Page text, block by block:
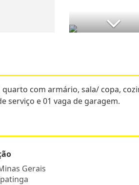
com armário, sala/ copa,
serviço e 01 vaga de garagem.
Gerais